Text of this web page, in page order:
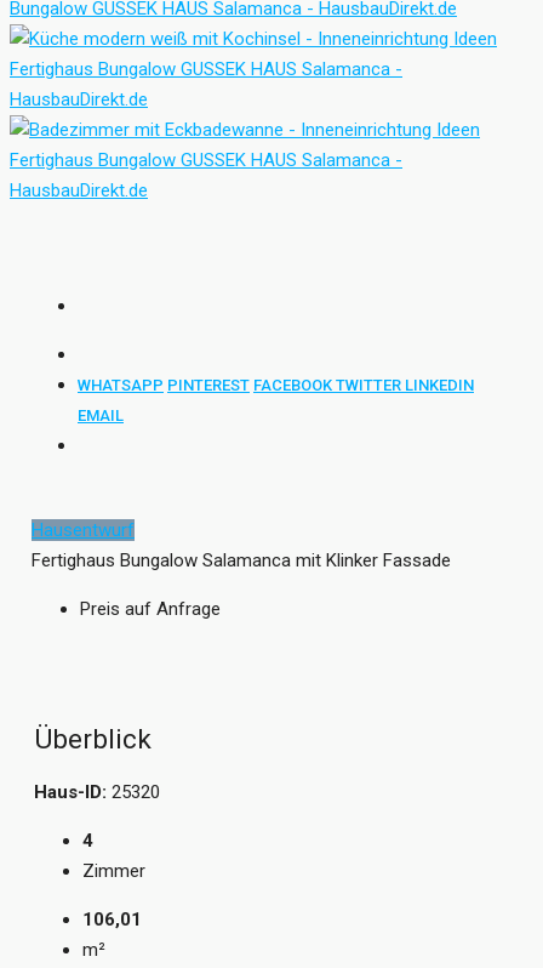
WHATSAPP PINTEREST FACEBOOK TWITTER LINKEDIN
EMAIL
Hausentwurf
Fertighaus Bungalow Salamanca mit Klinker Fassade
Preis auf Anfrage
Überblick
Haus-ID: 25320
4
Zimmer
106,01
m²